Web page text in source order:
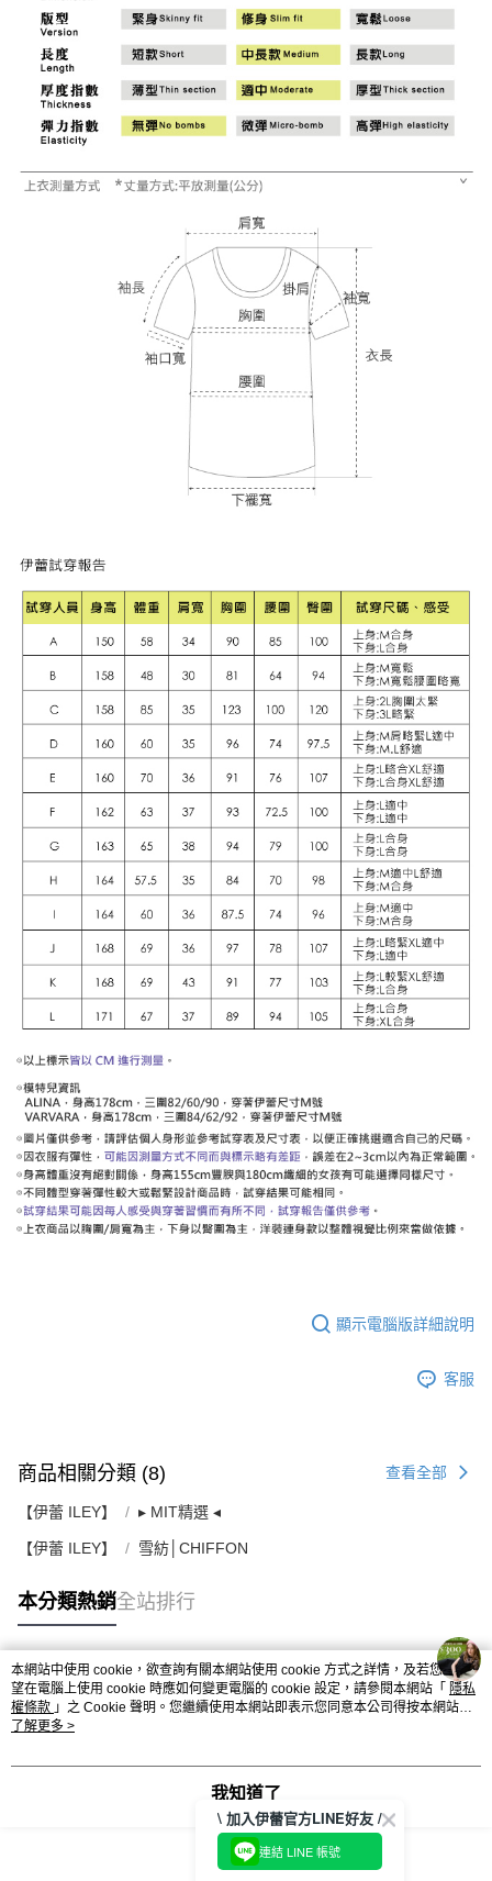
顯示電腦版詳細說明
客服
商品相關分類 (8) 查看全部
【伊蕾 ILEY】 ▸ MIT精選 ◂
【伊蕾 ILEY】 雪紡│CHIFFON
本分類熱銷全站排行
熱門標籤
本網站中使用 cookie，欲查詢有關本網站使用 cookie 方式之詳情，及若您不希
望在電腦上使用 cookie 時應如何變更電腦的 cookie 設定，請參閱本網站「 隱私
權條款 」之 Cookie 聲明。您繼續使用本網站即表示您同意本公司得按本網站使
用條款之 Cookie 聲明使用 cookie。
了解更多 >
我知道了
\ 加入伊蕾官方LINE好友 /
連結 LINE 帳號